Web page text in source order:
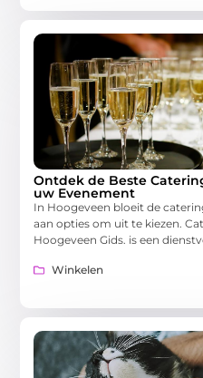
Ontdek de Beste
uw Evenement
In Hoogeveen bloeit de
aan opties om uit te kiezen.
Hoogeveen Gids. is een
Winkelen